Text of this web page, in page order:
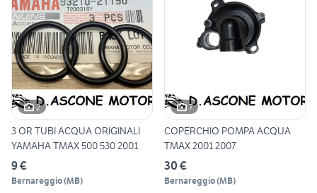
2
3 OR TUBI ACQUA ORIGINALI
YAMAHA TMAX 500 530 2001
9 €
Bernareggio(MB)
7
COPERCHIO POMPA ACQUA
TMAX 2001 2007
30 €
Bernareggio(MB)